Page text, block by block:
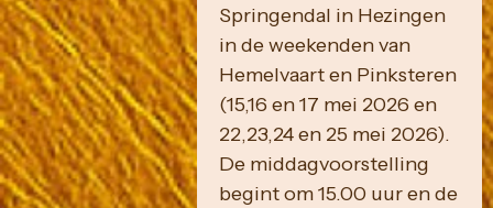
Springendal in Hezingen
in de weekenden van
Hemelvaart en Pinksteren
(15,16 en 17 mei 2026 en
22,23,24 en 25 mei 2026).
De middagvoorstelling
begint om 15.00 uur en de